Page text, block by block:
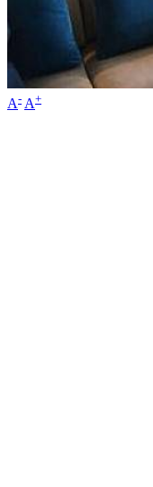
A- A+